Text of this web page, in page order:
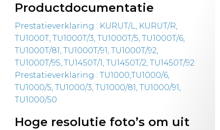
Productdocumentatie
Prestatieverklaring : KURUT/L, KURUT/R,
TU1000T, TU1000T/3, TU1000T/5, TU1000T/6,
TU1000T/81, TU1000T/91, TU1000T/92,
TU1000T/95, TU1450T/1, TU1450T/2, TU1450T/92
Prestatieverklaring : TU1000,TU1000/6,
TU1000/5, TU1000/3, TU1000/81, TU1000/91,
TU1000/50
Hoge resolutie foto’s om uit